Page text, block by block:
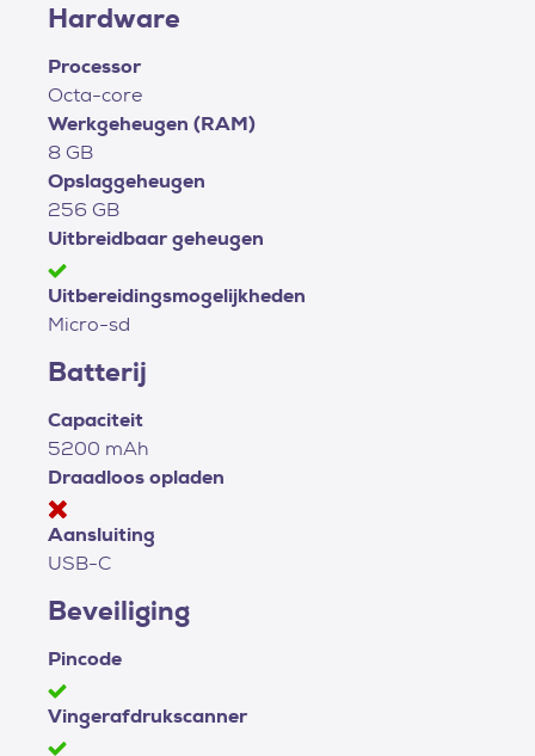
Hardware
Processor
Octa-core
Werkgeheugen (RAM)
8 GB
Opslaggeheugen
256 GB
Uitbreidbaar geheugen
Uitbereidingsmogelijkheden
Micro-sd
Batterij
Capaciteit
5200 mAh
Draadloos opladen
Aansluiting
USB-C
Beveiliging
Pincode
Vingerafdrukscanner